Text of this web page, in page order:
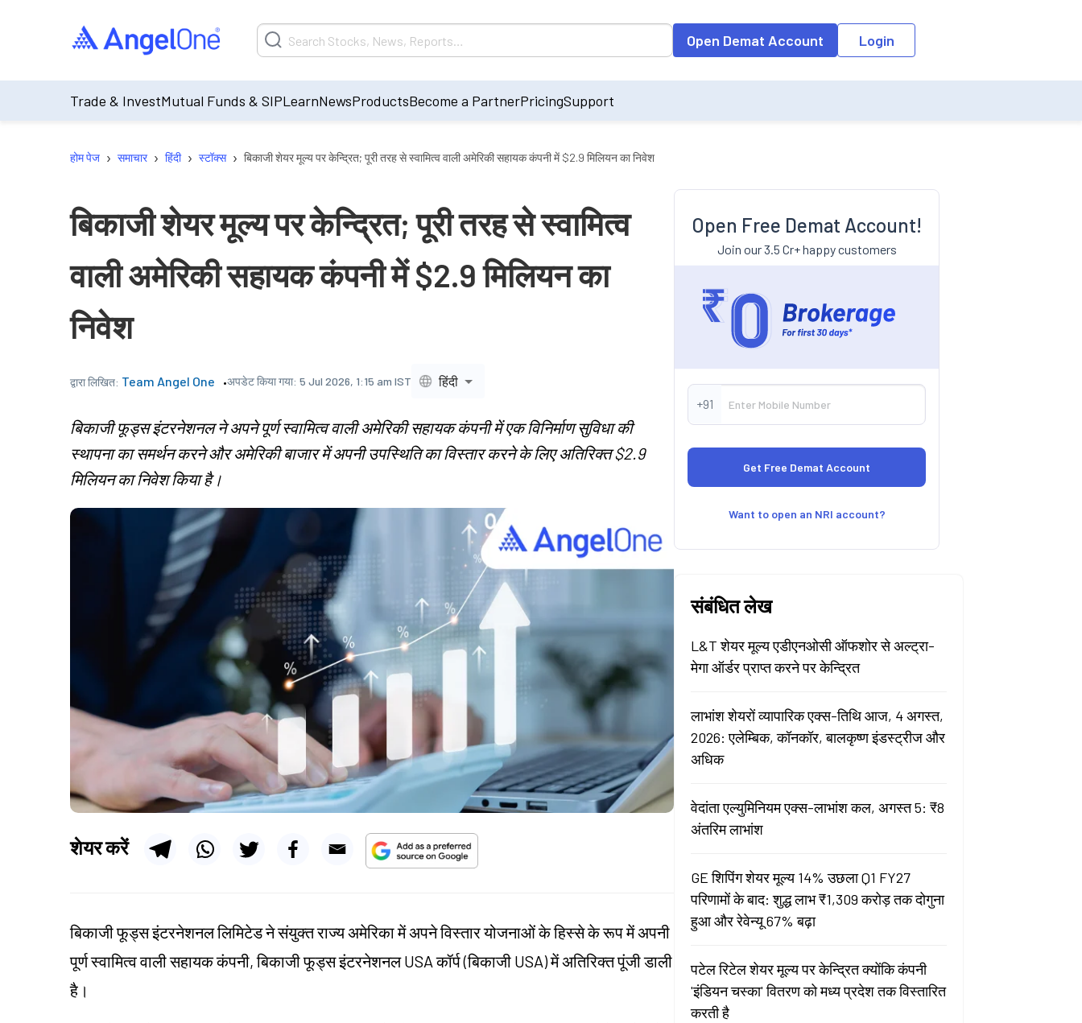
Open Demat Account Login
Trade & InvestMutual Funds & SIPLearnNewsProductsBecome a PartnerPricingSupport
होम पेज › समाचार › हिंदी › स्टॉक्स › बिकाजी शेयर मूल्य पर केन्द्रित; पूरी तरह से स्वामित्व वाली अमेरिकी सहायक कंपनी में $2.9 मिलियन का निवेश
बिकाजी शेयर मूल्य पर केन्द्रित; पूरी तरह से स्वामित्व
वाली अमेरिकी सहायक कंपनी में $2.9 मिलियन का
निवेश
द्वारा लिखित: Team Angel One अपडेट किया गया: 5 Jul 2026, 1:15 am IST हिंदी
बिकाजी फूड्स इंटरनेशनल ने अपने पूर्ण स्वामित्व वाली अमेरिकी सहायक कंपनी में एक विनिर्माण सुविधा की
स्थापना का समर्थन करने और अमेरिकी बाजार में अपनी उपस्थिति का विस्तार करने के लिए अतिरिक्त $2.9
मिलियन का निवेश किया है।
शेयर करें
बिकाजी फूड्स इंटरनेशनल लिमिटेड ने संयुक्त राज्य अमेरिका में अपने विस्तार योजनाओं के हिस्से के रूप में अपनी
पूर्ण स्वामित्व वाली सहायक कंपनी, बिकाजी फूड्स इंटरनेशनल USA कॉर्प (बिकाजी USA) में अतिरिक्त पूंजी डाली
है।
Open Free Demat Account!
Join our 3.5 Cr+ happy customers
+91
Want to open an NRI account?
संबंधित लेख
L&T शेयर मूल्य एडीएनओसी ऑफशोर से अल्ट्रा-
मेगा ऑर्डर प्राप्त करने पर केन्द्रित
लाभांश शेयरों व्यापारिक एक्स-तिथि आज, 4 अगस्त,
2026: एलेम्बिक, कॉनकॉर, बालकृष्ण इंडस्ट्रीज और
अधिक
वेदांता एल्युमिनियम एक्स-लाभांश कल, अगस्त 5: ₹8
अंतरिम लाभांश
GE शिपिंग शेयर मूल्य 14% उछला Q1 FY27
परिणामों के बाद: शुद्ध लाभ ₹1,309 करोड़ तक दोगुना
हुआ और रेवेन्यू 67% बढ़ा
पटेल रिटेल शेयर मूल्य पर केन्द्रित क्योंकि कंपनी
'इंडियन चस्का' वितरण को मध्य प्रदेश तक विस्तारित
करती है